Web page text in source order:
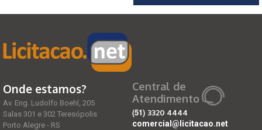
Onde estamos?
Av. Eng. Ludolfo Boehl, 205
Salas 301 e 302 Teresópolis
Porto Alegre - RS
Central de
Atendimento
(51) 3320 4444
comercial@licitacao.net